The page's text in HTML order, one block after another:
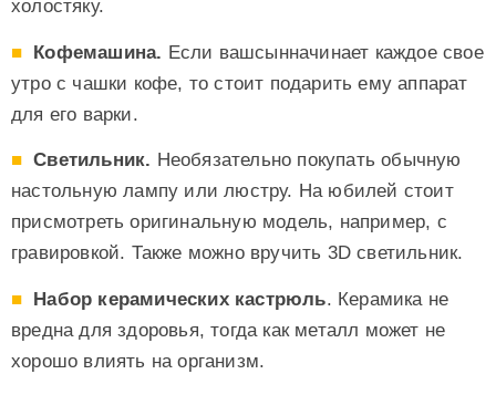
холостяку.
Кофемашина. Если вашсынначинает каждое свое
утро с чашки кофе, то стоит подарить ему аппарат
для его варки.
Светильник. Необязательно покупать обычную
настольную лампу или люстру. На юбилей стоит
присмотреть оригинальную модель, например, с
гравировкой. Также можно вручить 3D светильник.
Набор керамических кастрюль. Керамика не
вредна для здоровья, тогда как металл может не
хорошо влиять на организм.